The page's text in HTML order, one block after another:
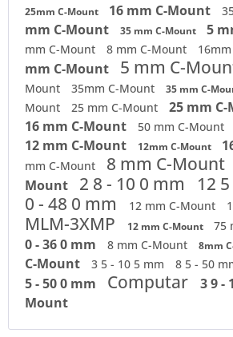
25mm C-Mount 16 mm C-Mount
mm C-Mount
35 mm C-Mount 5
mm C-Mount
8 mm C-Mount
mm C-Mount
5 mm C-
Mount
35mm C-Mount 35 mm C-
Mount
25 mm C-Mount 25 mm
16 mm C-Mount 50 mm C-Mount
12 mm C-Mount 12mm C-Mount
mm C-Mount
8 mm C-Mount
Mount
2 8 - 10 0 mm 12
0 - 48 0 mm
12 mm C-Mount
MLM-3XMP 12 mm C-Mount 75
0 - 36 0 mm
8 mm C-Mount 8mm
C-Mount
3 5 - 10 5 mm 8 5 - 50
5 - 50 0 mm
Computar 3 9 -
Mount